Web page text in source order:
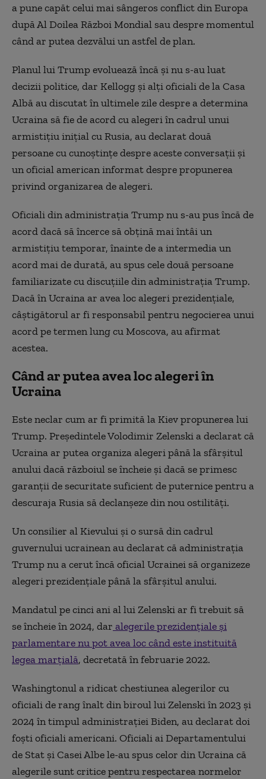
a pune capăt celui mai sângeros conflict din Europa
după Al Doilea Război Mondial sau despre momentul
când ar putea dezvălui un astfel de plan.
Planul lui Trump evoluează încă şi nu s-au luat
decizii politice, dar Kellogg şi alţi oficiali de la Casa
Albă au discutat în ultimele zile despre a determina
Ucraina să fie de acord cu alegeri în cadrul unui
armistiţiu iniţial cu Rusia, au declarat două
persoane cu cunoştinţe despre aceste conversaţii şi
un oficial american informat despre propunerea
privind organizarea de alegeri.
Oficiali din administraţia Trump nu s-au pus încă de
acord dacă să încerce să obţină mai întâi un
armistiţiu temporar, înainte de a intermedia un
acord mai de durată, au spus cele două persoane
familiarizate cu discuţiile din administraţia Trump.
Dacă în Ucraina ar avea loc alegeri prezidenţiale,
câştigătorul ar fi responsabil pentru negocierea unui
acord pe termen lung cu Moscova, au afirmat
acestea.
Când ar putea avea loc alegeri în
Ucraina
Este neclar cum ar fi primită la Kiev propunerea lui
Trump. Preşedintele Volodimir Zelenski a declarat că
Ucraina ar putea organiza alegeri până la sfârşitul
anului dacă războiul se încheie şi dacă se primesc
garanţii de securitate suficient de puternice pentru a
descuraja Rusia să declanşeze din nou ostilităţi.
Un consilier al Kievului şi o sursă din cadrul
guvernului ucrainean au declarat că administraţia
Trump nu a cerut încă oficial Ucrainei să organizeze
alegeri prezidenţiale până la sfârşitul anului.
Mandatul pe cinci ani al lui Zelenski ar fi trebuit să
se încheie în 2024, dar alegerile prezidenţiale şi
parlamentare nu pot avea loc când este instituită
legea marţială, decretată în februarie 2022.
Washingtonul a ridicat chestiunea alegerilor cu
oficiali de rang înalt din biroul lui Zelenski în 2023 şi
2024 în timpul administraţiei Biden, au declarat doi
foşti oficiali americani. Oficiali ai Departamentului
de Stat şi Casei Albe le-au spus celor din Ucraina că
alegerile sunt critice pentru respectarea normelor